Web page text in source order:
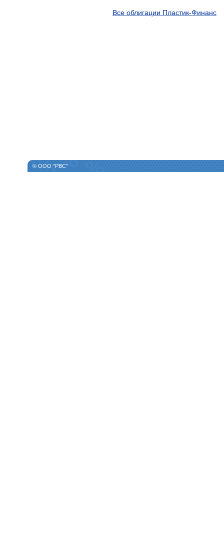
Все облигации Пластик-Финанс
© ООО "РВС"